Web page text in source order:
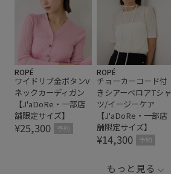
ROPÉ
ワイドリブ金ボタンV
ネックカーディガン
【J'aDoRe・一部店
舗限定サイズ】
¥25,300 予約
ROPÉ
チョーカーコード付
きシアーベロアTシャ
ツ/イージーケア
【J'aDoRe・一部店
舗限定サイズ】
¥14,300 予約
もっと見る